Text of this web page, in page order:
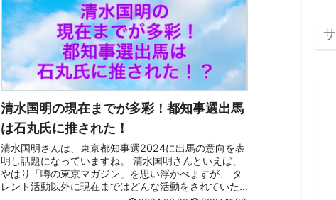
清水国明の現在までが多彩！都知事選出馬
は石丸氏に推された！
清水国明さんは、東京都知事選2024に出馬の意向を表
明し話題になっていますね。 清水国明さんといえば、
やはり「噂の東京マガジン」を思い浮かべますが、 タ
レント活動以外に現在まではどんな活動をされていた